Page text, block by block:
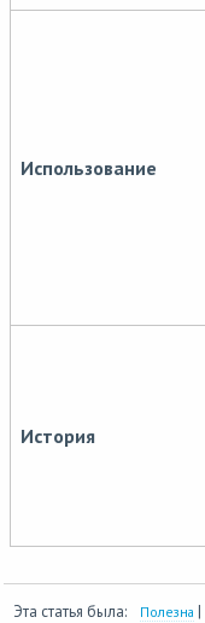
Использование
История
Эта статья была: Полезна |